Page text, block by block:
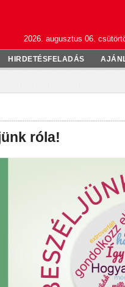
2026. augusztus 06.
HIRDETÉSFELADÁS
róla!